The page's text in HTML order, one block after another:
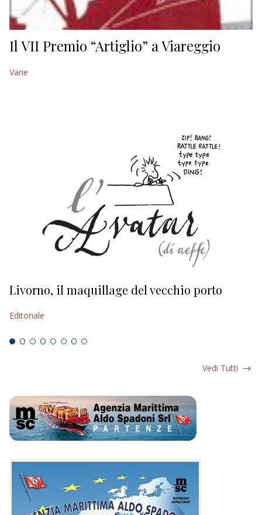
Il VII Premio “Artiglio” a Viareggio
Varie
Livorno, il maquillage del vecchio porto
Editoriale
Vedi Tutti